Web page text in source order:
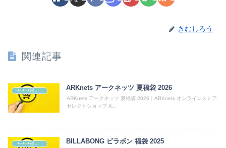
きむしろう
関連記事
ARKnets アークネッツ 夏福袋 2026
ARKnets アークネッツ 夏福袋 2026｜ARKnets オンラインストア
セレクトショップ A...
+++++福袋++++++ BILLABONG ビラボン 福袋 2025